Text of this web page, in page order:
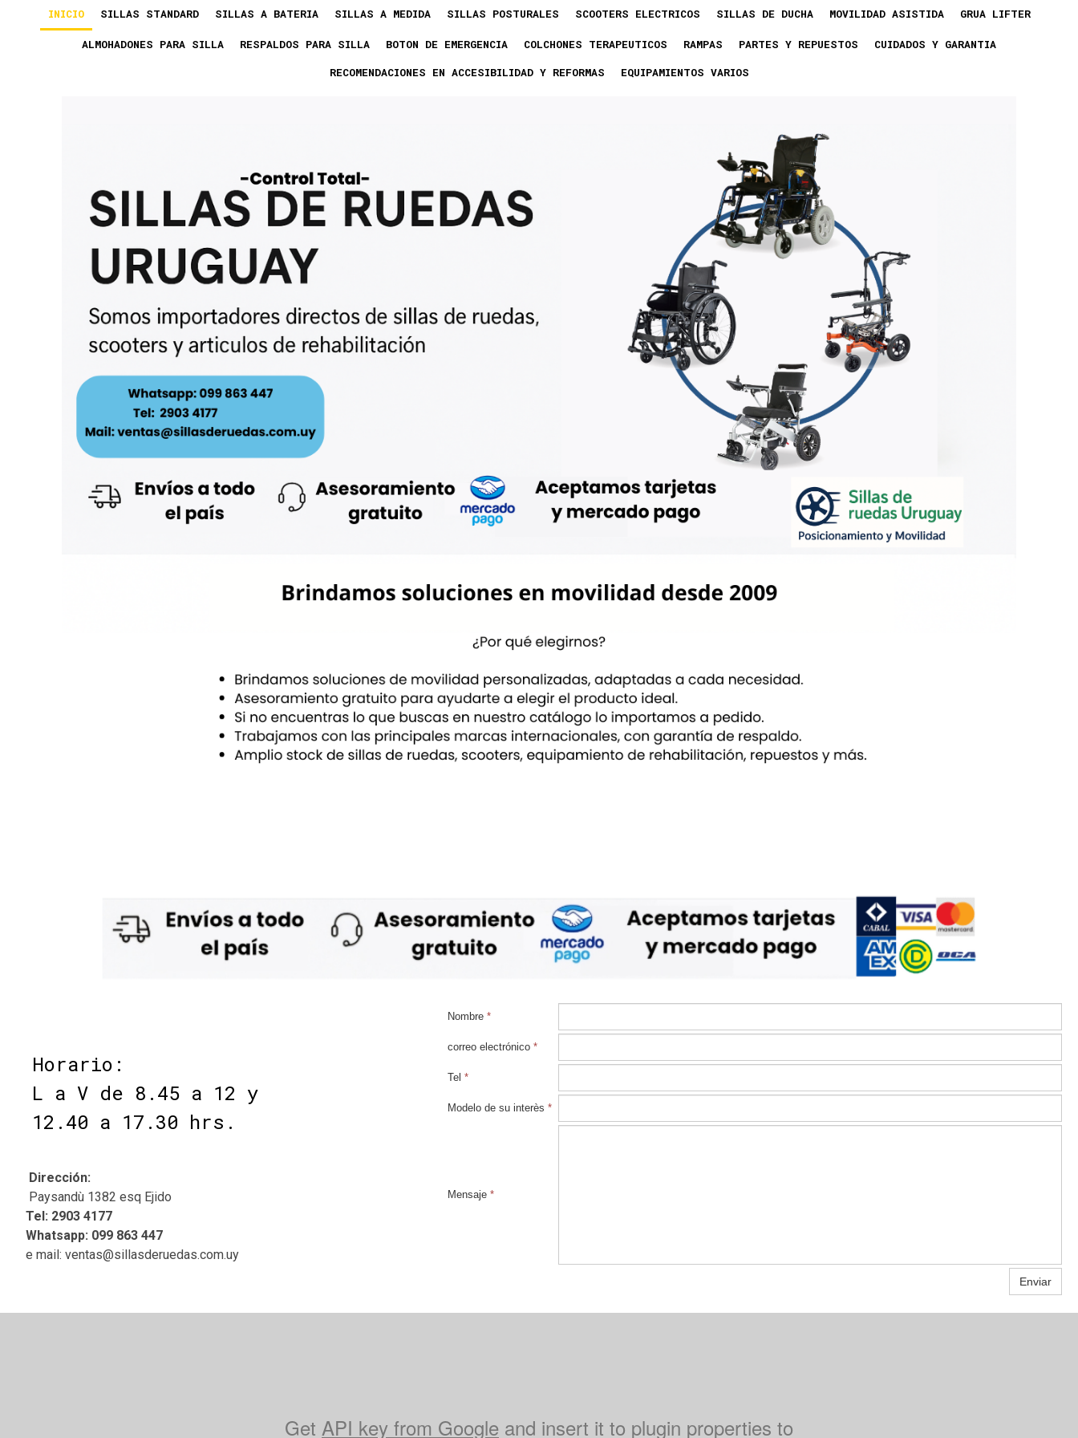
INICIO SILLAS STANDARD SILLAS A BATERIA SILLAS A MEDIDA SILLAS POSTURALES SCOOTERS ELECTRICOS SILLAS DE DUCHA MOVILIDAD ASISTIDA GRUA LIFTER
ALMOHADONES PARA SILLA RESPALDOS PARA SILLA BOTON DE EMERGENCIA COLCHONES TERAPEUTICOS RAMPAS PARTES Y REPUESTOS
CUIDADOS Y GARANTIA
RECOMENDACIONES EN ACCESIBILIDAD Y REFORMAS
EQUIPAMIENTOS VARIOS
Horario:
L a V de 8.45 a 12 y
12.40 a 17.30 hrs.
Dirección:
Paysandù 1382 esq Ejido
Tel: 2903 4177
Whatsapp: 099 863 447
e mail: ventas@sillasderuedas.com.uy
Nombre*
correo electrónico*
Tel *
Modelo de su interès *
Mensaje*
Enviar
Get API key from Google and insert it to plugin properties to